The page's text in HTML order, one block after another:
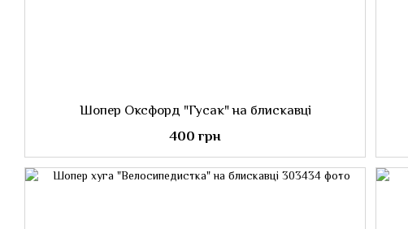
Шопер Оксфорд "Гусак" на блискавці
400 грн